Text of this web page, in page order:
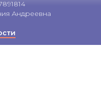
Андреевна